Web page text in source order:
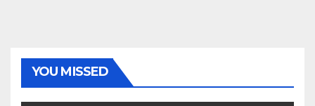
YOU MISSED